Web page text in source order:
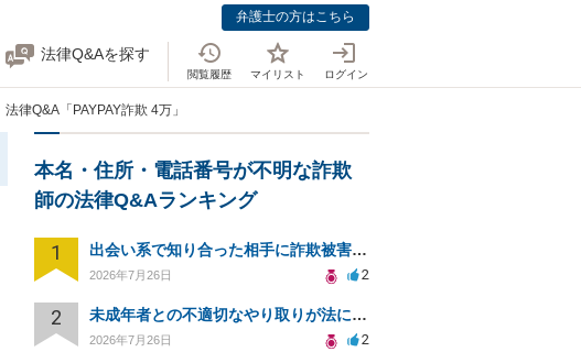
弁護士の方はこちら
法律Q&Aを探す
閲覧履歴 マイリスト ログイン
法律Q&A「PAYPAY詐欺 4万」
本名・住所・電話番号が不明な詐欺
師の法律Q&Aランキング
1 出会い系で知り合った相手に詐欺被害、免許証の悪用リスクと対策。
2026年7月26日 2
2 未成年者との不適切なやり取りが法に触れる可能性と対処法
2026年7月26日 2